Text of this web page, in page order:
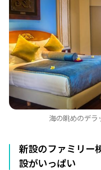
海の眺めのデラ
新設のファミリー
設がいっぱい